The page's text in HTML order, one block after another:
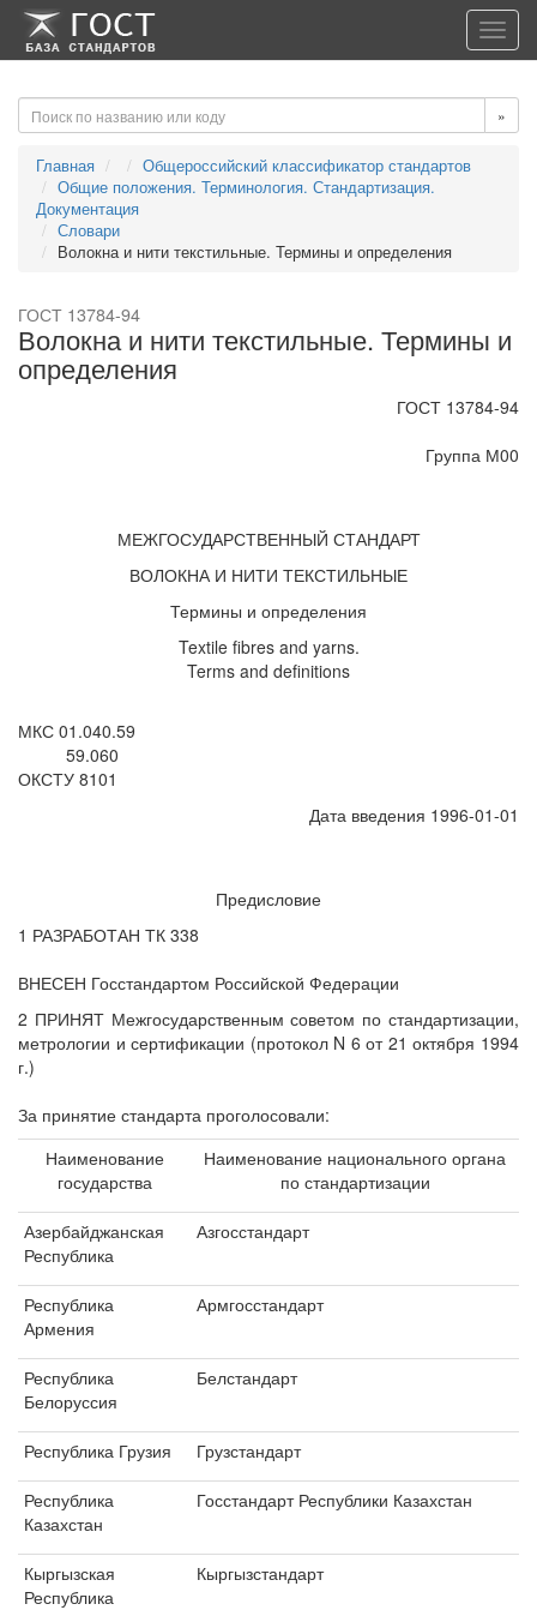
-->-->
»
Главная
Общероссийский классификатор стандартов
Общие положения. Терминология. Стандартизация.
Документация
Словари
Волокна и нити текстильные. Термины и определения
ГОСТ 13784-94
Волокна и нити текстильные. Термины и
определения
ГОСТ 13784-94
Группа М00
МЕЖГОСУДАРСТВЕННЫЙ СТАНДАРТ
ВОЛОКНА И НИТИ ТЕКСТИЛЬНЫЕ
Термины и определения
Textile fibres and yarns.
Terms and definitions
МКС 01.040.59
59.060
ОКСТУ 8101
Дата введения 1996-01-01
Предисловие
1 РАЗРАБОТАН ТК 338
ВНЕСЕН Госстандартом Российской Федерации
2 ПРИНЯТ Межгосударственным советом по стандартизации,
метрологии и сертификации (протокол N 6 от 21 октября 1994
г.)
За принятие стандарта проголосовали:
Наименование
государства
Наименование национального органа
по стандартизации
Азербайджанская
Республика
Азгосстандарт
Республика
Армения
Армгосстандарт
Республика
Белоруссия
Белстандарт
Республика Грузия Грузстандарт
Республика
Казахстан
Госстандарт Республики Казахстан
Кыргызская
Республика
Кыргызстандарт